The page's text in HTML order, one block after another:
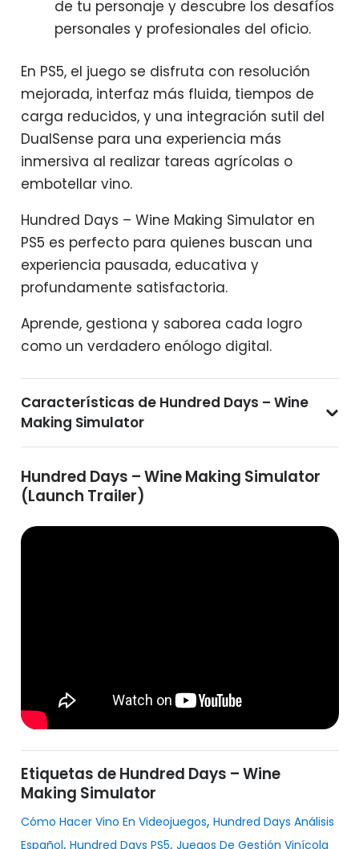
de tu personaje y descubre los desafíos
personales y profesionales del oficio.
En PS5, el juego se disfruta con resolución
mejorada, interfaz más fluida, tiempos de
carga reducidos, y una integración sutil del
DualSense para una experiencia más
inmersiva al realizar tareas agrícolas o
embotellar vino.
Hundred Days – Wine Making Simulator en
PS5 es perfecto para quienes buscan una
experiencia pausada, educativa y
profundamente satisfactoria.
Aprende, gestiona y saborea cada logro
como un verdadero enólogo digital.
Características de Hundred Days – Wine
Making Simulator
Hundred Days – Wine Making Simulator
(Launch Trailer)
Etiquetas de Hundred Days – Wine
Making Simulator
Cómo Hacer Vino En Videojuegos, Hundred Days Análisis
Español, Hundred Days PS5, Juegos De Gestión Vinícola